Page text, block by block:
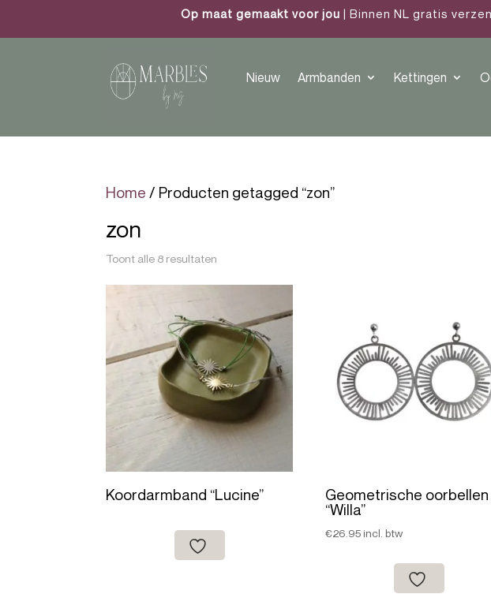
Op maat gemaakt voor jou | Binnen NL gratis
Nieuw Armbanden Kettingen
Home / Producten getagged “zon”
zon
Toont alle 8 resultaten
Koordarmband “Lucine”
Geometrische oorbellen
“Willa”
€26.95incl. btw